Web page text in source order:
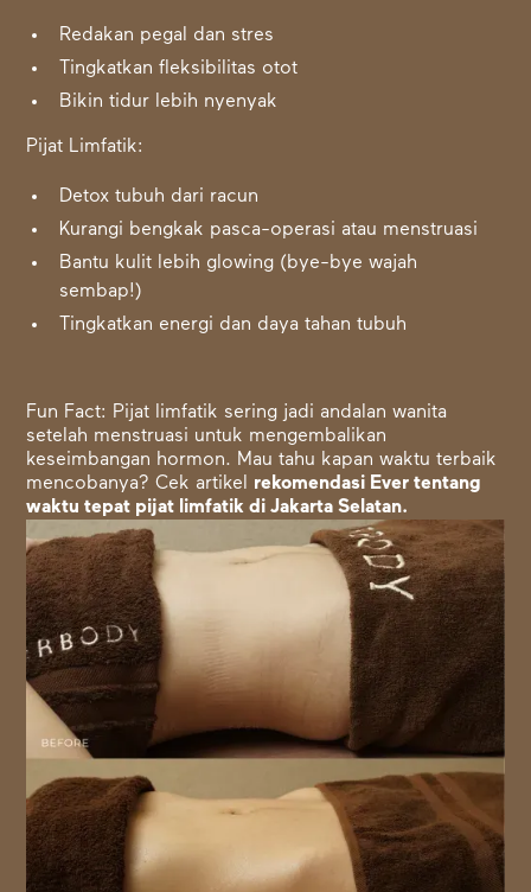
Redakan pegal dan stres
Tingkatkan fleksibilitas otot
Bikin tidur lebih nyenyak
Pijat Limfatik:
Detox tubuh dari racun
Kurangi bengkak pasca-operasi atau menstruasi
Bantu kulit lebih glowing (bye-bye wajah
sembap!)
Tingkatkan energi dan daya tahan tubuh
Fun Fact: Pijat limfatik sering jadi andalan wanita
setelah menstruasi untuk mengembalikan
keseimbangan hormon. Mau tahu kapan waktu terbaik
mencobanya? Cek artikel rekomendasi Ever tentang
waktu tepat pijat limfatik di Jakarta Selatan.